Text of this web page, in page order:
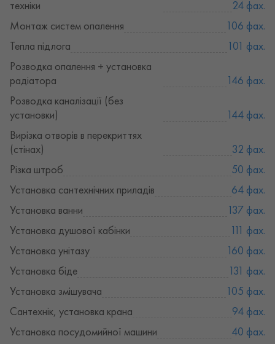
техніки
24 фах.
Монтаж систем опалення
106 фах.
Тепла підлога
101 фах.
Розводка опалення + установка
радіатора
146 фах.
Розводка каналізації (без
установки)
144 фах.
Вирізка отворів в перекриттях
(стінах)
32 фах.
Різка штроб
50 фах.
Установка сантехнічних приладів
64 фах.
Установка ванни
137 фах.
Установка душової кабінки
111 фах.
Установка унітазу
160 фах.
Установка біде
131 фах.
Установка змішувача
105 фах.
Сантехнік, установка крана
94 фах.
Установка посудомийної машини
40 фах.